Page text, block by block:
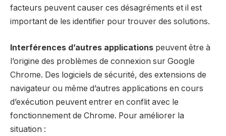
facteurs peuvent causer ces désagréments et il est
important de les identifier pour trouver des solutions.
Interférences d’autres applications peuvent être à
l’origine des problèmes de connexion sur Google
Chrome. Des logiciels de sécurité, des extensions de
navigateur ou même d’autres applications en cours
d’exécution peuvent entrer en conflit avec le
fonctionnement de Chrome. Pour améliorer la
situation :